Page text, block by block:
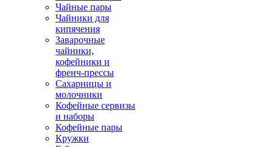
Чайные пары
Чайники для
кипячения
Заварочные
чайники,
кофейники и
френч-прессы
Сахарницы и
молочники
Кофейные сервизы
и наборы
Кофейные пары
Кружки